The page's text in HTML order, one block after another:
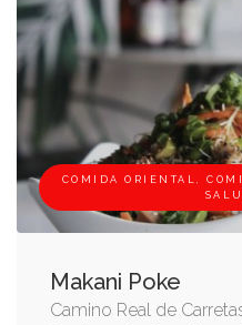
COMIDA ORIENTAL,
Makani Poke
Camino Real de